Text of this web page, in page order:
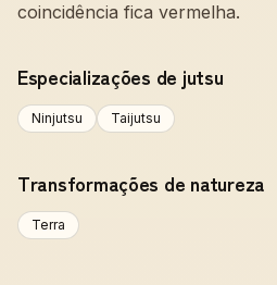
coincidência fica vermelha.
Especializações de jutsu
Ninjutsu Taijutsu
Transformações de natureza
Terra